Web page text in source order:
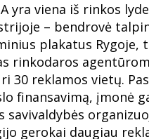
yra viena iš rinkos
– bendrovė
plakatus Rygoje,
rinkodaros
30 reklamos vietų.
finansavimą, įmonė
savivaldybės
gerokai daugiau